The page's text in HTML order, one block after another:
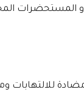
المستحضرات
للالتهابات